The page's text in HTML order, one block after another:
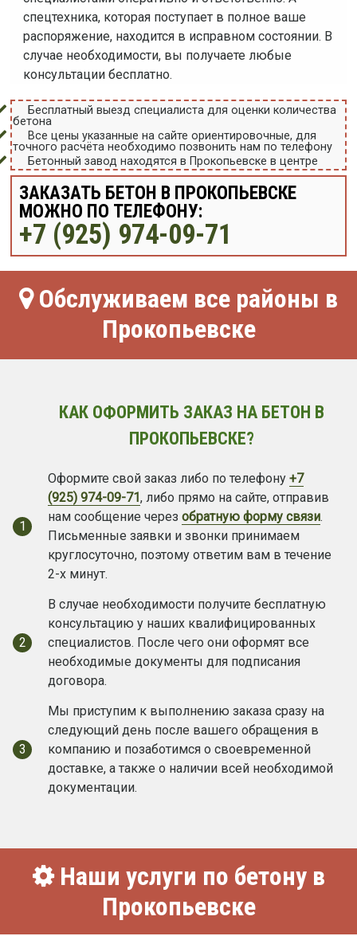
спецтехника, которая поступает в полное ваше
распоряжение, находится в исправном состоянии. В
случае необходимости, вы получаете любые
консультации бесплатно.
Бесплатный выезд специалиста для оценки количества
бетона
Все цены указанные на сайте ориентировочные, для
точного расчёта необходимо позвонить нам по телефону
Бетонный завод находятся в Прокопьевске в центре
ЗАКАЗАТЬ БЕТОН В ПРОКОПЬЕВСКЕ
МОЖНО ПО ТЕЛЕФОНУ:
+7 (925) 974-09-71
Обслуживаем все районы в
Прокопьевске
КАК ОФОРМИТЬ ЗАКАЗ НА БЕТОН В
ПРОКОПЬЕВСКЕ?
1
Оформите свой заказ либо по телефону +7
(925) 974-09-71, либо прямо на сайте, отправив
нам сообщение через обратную форму связи.
Письменные заявки и звонки принимаем
круглосуточно, поэтому ответим вам в течение
2-х минут.
2
В случае необходимости получите бесплатную
консультацию у наших квалифицированных
специалистов. После чего они оформят все
необходимые документы для подписания
договора.
3
Мы приступим к выполнению заказа сразу на
следующий день после вашего обращения в
компанию и позаботимся о своевременной
доставке, а также о наличии всей необходимой
документации.
Наши услуги по бетону в
Прокопьевске